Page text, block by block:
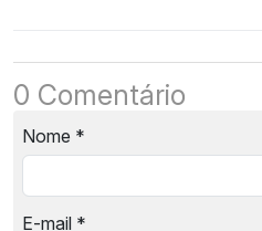
0 Comentário
Nome *
E-mail *